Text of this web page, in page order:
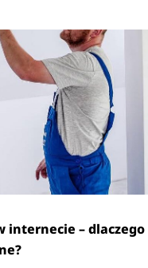
internecie – dlaczego